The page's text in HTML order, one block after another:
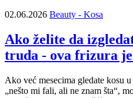
02.06.2026 Beauty - Kosa
Ako želite da
truda - ova frizura
Ako već mesecima gledate kosu
„nešto mi fali, ali ne znam šta“,